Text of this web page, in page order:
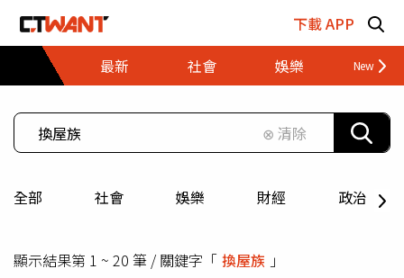
下載 APP
最新
社會 娛樂 財經
⊗ 清除
全部 社會 娛樂 財經 政治
顯示結果第 1 ~ 20 筆 / 關鍵字「 換屋族 」